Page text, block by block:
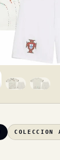
COLECCION